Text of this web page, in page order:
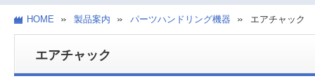
HOME 製品案内 パーツハンドリング機器 エアチャック
エアチャック